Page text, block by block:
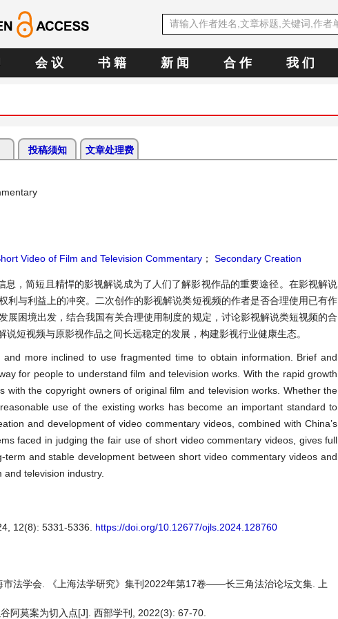
会 议 书 籍 新 闻 合 作 我 们
投稿须知 文章处理费
Video of Film and Television Commentary ； Secondary Creation
，简短且精悍的影视解说成为了人们了解影视作品的重要途径。在影视解说
与利益上的冲突。二次创作的影视解说类短视频的作者是否合理使用已有作
困境出发，结合我国有关合理使用制度的规定，讨论影视解说类短视频的合
短视频与原影视作品之间长远稳定的发展，构建影视行业健康生态。
more inclined to use fragmented time to obtain information. Brief and
for people to understand film and television works. With the rapid growth
the copyright owners of original film and television works. Whether the
use of the existing works has become an important standard to
and development of video commentary videos, combined with China’s
faced in judging the fair use of short video commentary videos, gives full
and stable development between short video commentary videos and
television industry.
12(8): 5331-5336. https://doi.org/10.12677/ojls.2024.128760
法学会. 《上海法学研究》集刊2022年第17卷——长三角法治论坛文集. 上
阿莫案为切入点[J]. 西部学刊, 2022(3): 67-70.